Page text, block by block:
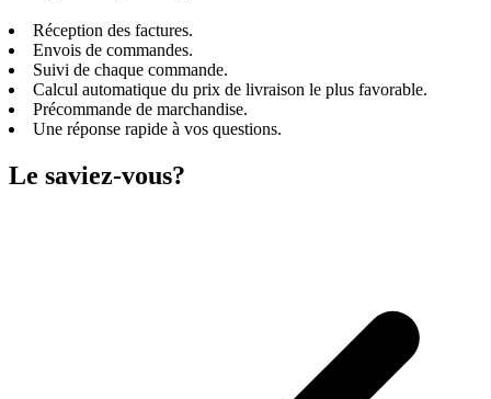
Réception des factures.
Envois de commandes.
Suivi de chaque commande.
Calcul automatique du prix de livraison le plus favorable.
Précommande de marchandise.
Une réponse rapide à vos questions.
Le saviez-vous?